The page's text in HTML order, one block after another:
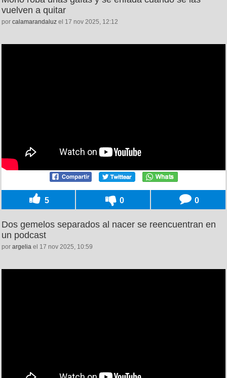
vuelven a quitar
por calamarandaluz el 17 nov 2025, 12:12
5 0 0
Dos gemelos separados al nacer se reencuentran en
un podcast
por argelia el 17 nov 2025, 10:59